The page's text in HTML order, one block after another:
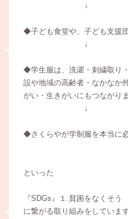
↓
◆子ども食堂や、子ども支援
↓
◆学生服は、洗濯・刺繍取り
設や地域の高齢者・なかなか
がい・生きがいにもつながりま
↓
◆さくらやが学制服を本当に
といった
『SDGs』１.貧困をなくそう
に繋がる取り組みをしています